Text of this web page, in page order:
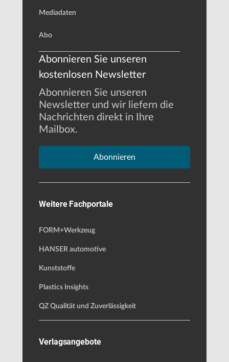
Mediadaten
Abo
Abonnieren Sie unseren
kostenlosen Newsletter
Abonnieren Sie unseren
Newsletter und wir liefern die
Nachrichten direkt in Ihre
Mailbox.
Abonnieren
Weitere Fachportale
FORM+Werkzeug
HANSER automotive
Kunststoffe
Plastics Insights
QZ Qualität und Zuverlässigkeit
Verlagsangebote